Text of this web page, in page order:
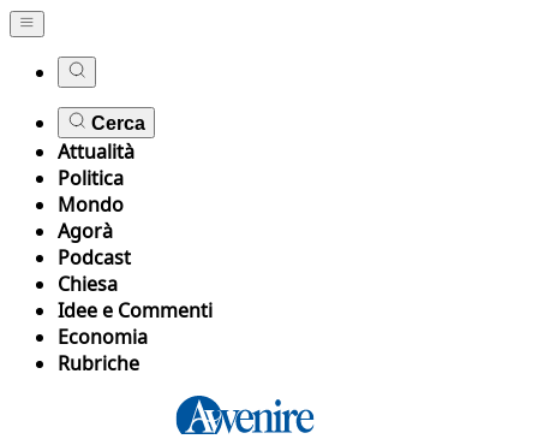
Cerca
Attualità
Politica
Mondo
Agorà
Podcast
Chiesa
Idee e Commenti
Economia
Rubriche